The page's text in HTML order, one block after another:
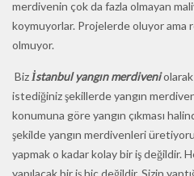
merdivenin çok da fazla olmayan
koymuyorlar. Projelerde oluyor ama
olmuyor.
Biz İstanbul yangın merdiveni
istediğiniz şekillerde yangın
konumuna göre yangın çıkması
şekilde yangın merdivenleri
yapmak o kadar kolay bir iş değildir.
yapılacak bir iş hiç değildir. Sizin